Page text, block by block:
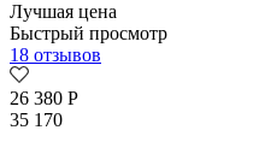
Лучшая цена
Быстрый просмотр
18 отзывов
26 380 Р
35 170